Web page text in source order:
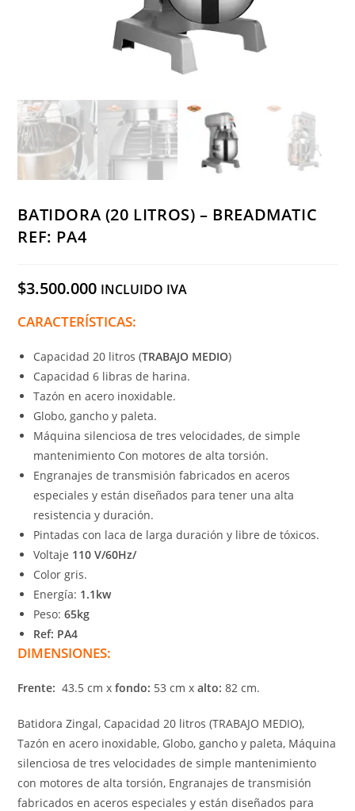
BATIDORA (20 LITROS) – BREADMATIC
REF: PA4
$3.500.000 INCLUIDO IVA
CARACTERÍSTICAS:
Capacidad 20 litros (TRABAJO MEDIO)
Capacidad 6 libras de harina.
Tazón en acero inoxidable.
Globo, gancho y paleta.
Máquina silenciosa de tres velocidades, de simple
mantenimiento Con motores de alta torsión.
Engranajes de transmisión fabricados en aceros
especiales y están diseñados para tener una alta
resistencia y duración.
Pintadas con laca de larga duración y libre de tóxicos.
Voltaje 110 V/60Hz/
Color gris.
Energía: 1.1kw
Peso: 65kg
Ref: PA4
DIMENSIONES:
Frente: 43.5 cm xfondo: 53 cm xalto: 82 cm.
Batidora Zingal, Capacidad 20 litros (TRABAJO MEDIO),
Tazón en acero inoxidable, Globo, gancho y paleta, Máquina
silenciosa de tres velocidades de simple mantenimiento
con motores de alta torsión, Engranajes de transmisión
fabricados en aceros especiales y están diseñados para